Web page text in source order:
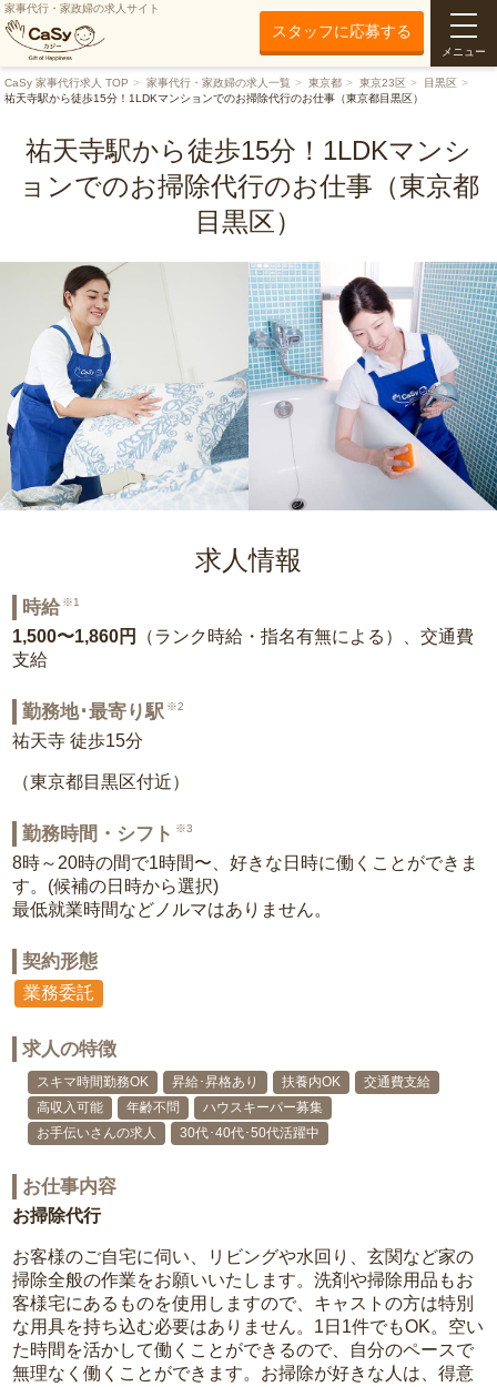
家事代行・家政婦の求人サイト
スタッフに応募する
メニュー
CaSy 家事代行求人 TOP 家事代行・家政婦の求人一覧 東京都 東京23区
目黒区
祐天寺駅から徒歩15分！1LDKマンションでのお掃除代行のお仕事（東京都目黒区）
祐天寺駅から徒歩15分！1LDKマンシ
ョンでのお掃除代行のお仕事（東京都
目黒区）
求人情報
時給 ※1
1,500〜1,860円
（ランク時給・指名有無による）、交通費
支給
勤務地･最寄り駅 ※2
祐天寺 徒歩15分
（東京都目黒区付近）
勤務時間・シフト ※3
8時～20時の間で1時間〜、好きな日時に働くことができま
す。(候補の日時から選択)
最低就業時間などノルマはありません。
契約形態
業務委託
求人の特徴
スキマ時間勤務OK 昇給･昇格あり 扶養内OK
交通費支給
高収入可能
年齢不問
ハウスキーパー募集
お手伝いさんの求人
30代･40代･50代活躍中
お仕事内容
お掃除代行
お客様のご自宅に伺い、リビングや水回り、玄関など家の
掃除全般の作業をお願いいたします。洗剤や掃除用品もお
客様宅にあるものを使用しますので、キャストの方は特別
な用具を持ち込む必要はありません。1日1件でもOK。空い
た時間を活かして働くことができるので、自分のペースで
無理なく働くことができます。お掃除が好きな人は、得意